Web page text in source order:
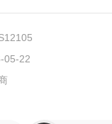
A）电力继电器，
圈锁存 1.5W 低功耗
超薄尺
场景。
05-22